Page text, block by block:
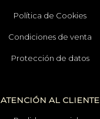
Política de Cookies
Condiciones de venta
Protección de datos
ATENCIÓN AL CLIENTE